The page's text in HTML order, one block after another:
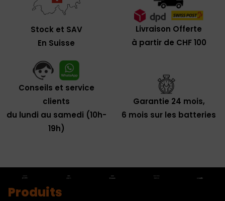
Stock et SAV
En Suisse
Livraison Offerte
à partir de CHF 100
Conseils et service
clients
du lundi au samedi (10h-
19h)
Garantie 24 mois,
6 mois sur les batteries
Produits